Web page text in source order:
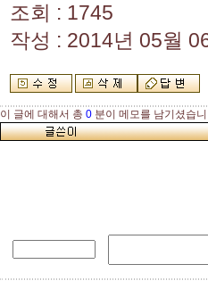
조회 : 1745
작성 : 2014년 05월
이 글에 대해서 총 0 분이 메모를 남기셨습